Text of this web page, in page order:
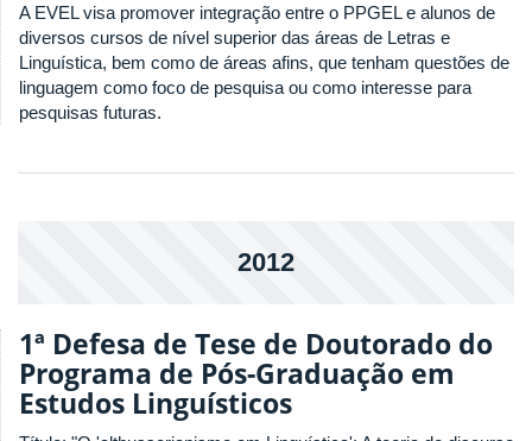
A EVEL visa promover integração entre o PPGEL e alunos de
diversos cursos de nível superior das áreas de Letras e
Linguística, bem como de áreas afins, que tenham questões de
linguagem como foco de pesquisa ou como interesse para
pesquisas futuras.
2012
1ª Defesa de Tese de Doutorado do
Programa de Pós-Graduação em
Estudos Linguísticos